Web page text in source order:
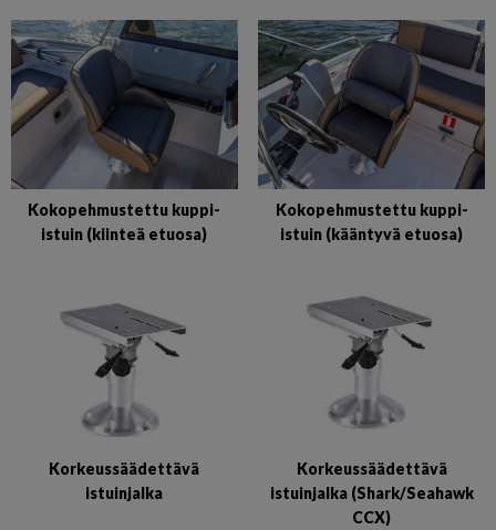
Kokopehmustettu kuppi-
istuin (kiinteä etuosa)
Kokopehmustettu kuppi-
istuin (kääntyvä etuosa)
Korkeussäädettävä
istuinjalka
Korkeussäädettävä
istuinjalka (Shark/Seahawk
CCX)